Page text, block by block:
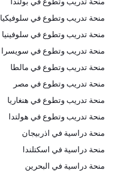
منحة تدريب وتطوع في سلوفيكيا
منحة تدريب وتطوع في سلوفينيا
منحة تدريب وتطوع في سويسرا
منحة تدريب وتطوع في مالطا
منحة تدريب وتطوع في مصر
منحة تدريب وتطوع في هنغاريا
منحة تدريب وتطوع في هولتدا
منحة دراسية في اذربيجان
منحة دراسية في اسكتلندا
منحة دراسية في البحرين